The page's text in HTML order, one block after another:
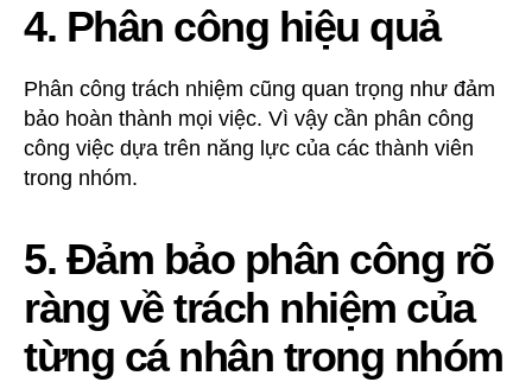
4. Phân công hiệu quả
Phân công trách nhiệm cũng quan trọng như đảm
bảo hoàn thành mọi việc. Vì vậy cần phân công
công việc dựa trên năng lực của các thành viên
trong nhóm.
5. Đảm bảo phân công rõ
ràng về trách nhiệm của
từng cá nhân trong nhóm